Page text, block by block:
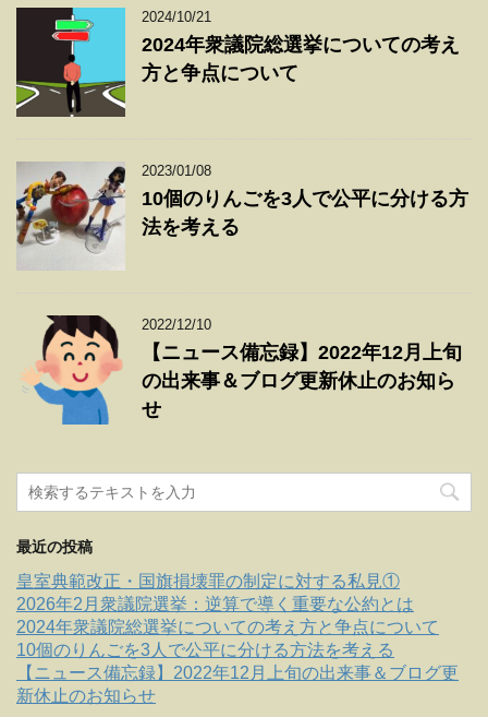
2024/10/21
2024年衆議院総選挙についての考え
方と争点について
2023/01/08
10個のりんごを3人で公平に分ける方
法を考える
2022/12/10
【ニュース備忘録】2022年12月上旬
の出来事＆ブログ更新休止のお知ら
せ
最近の投稿
皇室典範改正・国旗損壊罪の制定に対する私見①
2026年2月衆議院選挙：逆算で導く重要な公約とは
2024年衆議院総選挙についての考え方と争点について
10個のりんごを3人で公平に分ける方法を考える
【ニュース備忘録】2022年12月上旬の出来事＆ブログ更
新休止のお知らせ